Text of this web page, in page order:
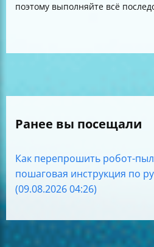
поэтому выполняйте всё
Ранее вы посещали
Как перепрошить робот-
пошаговая инструкция по
(09.08.2026 04:26)